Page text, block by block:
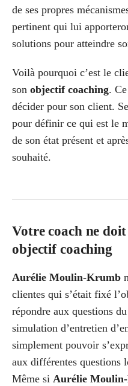
de ses propres
pertinent qui lui
solutions pour atteindre
Voilà pourquoi c’est le
son objectif coaching.
décider pour son client.
pour définir ce qui est le
de son état présent et
souhaité.
Votre coach ne
objectif coaching
Aurélie Moulin-Krumb
clientes qui s’était fixé
répondre aux questions
simulation d’entretien
simplement pouvoir
aux différentes questions
Même si Aurélie